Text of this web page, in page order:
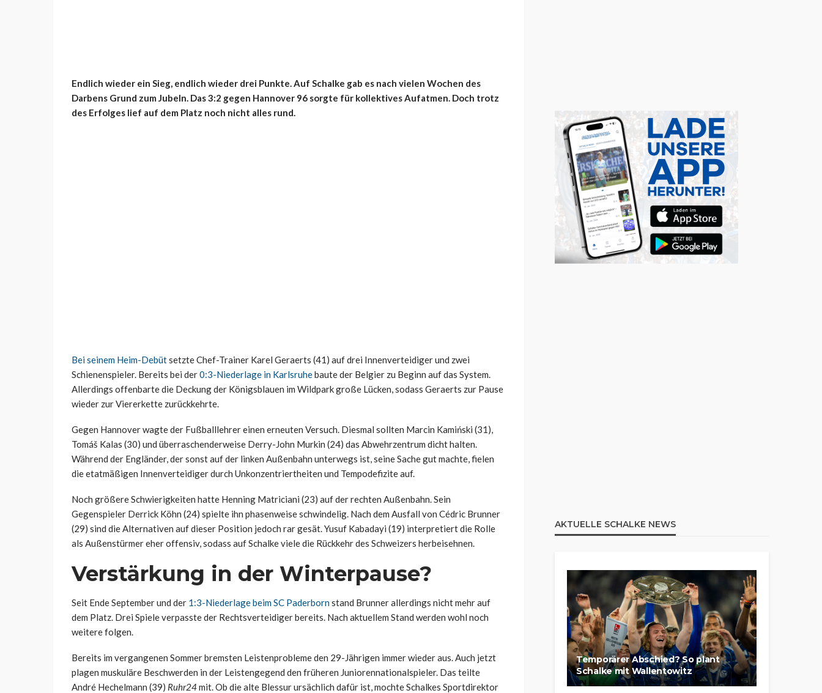
Endlich wieder ein Sieg, endlich wieder drei Punkte. Auf Schalke gab es nach vielen Wochen des
Darbens Grund zum Jubeln. Das 3:2 gegen Hannover 96 sorgte für kollektives Aufatmen. Doch trotz
des Erfolges lief auf dem Platz noch nicht alles rund.
Bei seinem Heim-Debütsetzte Chef-Trainer Karel Geraerts (41) auf drei Innenverteidiger und zwei
Schienenspieler. Bereits bei der0:3-Niederlage in Karlsruhebaute der Belgier zu Beginn auf das System.
Allerdings offenbarte die Deckung der Königsblauen im Wildpark große Lücken, sodass Geraerts zur Pause
wieder zur Viererkette zurückkehrte.
Gegen Hannover wagte der Fußballlehrer einen erneuten Versuch. Diesmal sollten Marcin Kamiński (31),
Tomáš Kalas (30) und überraschenderweise Derry-John Murkin (24) das Abwehrzentrum dicht halten.
Während der Engländer, der sonst auf der linken Außenbahn unterwegs ist, seine Sache gut machte, fielen
die etatmäßigen Innenverteidiger durch Unkonzentriertheiten und Tempodefizite auf.
Noch größere Schwierigkeiten hatte Henning Matriciani (23) auf der rechten Außenbahn. Sein
Gegenspieler Derrick Köhn (24) spielte ihn phasenweise schwindelig. Nach dem Ausfall von Cédric Brunner
(29) sind die Alternativen auf dieser Position jedoch rar gesät. Yusuf Kabadayi (19) interpretiert die Rolle
als Außenstürmer eher offensiv, sodass auf Schalke viele die Rückkehr des Schweizers herbeisehnen.
Verstärkung in der Winterpause?
Seit Ende September und der 1:3-Niederlage beim SC Paderbornstand Brunner allerdings nicht mehr auf
dem Platz. Drei Spiele verpasste der Rechtsverteidiger bereits. Nach aktuellem Stand werden wohl noch
weitere folgen.
Bereits im vergangenen Sommer bremsten Leistenprobleme den 29-Jährigen immer wieder aus. Auch jetzt
plagen muskuläre Beschwerden in der Leistengegend den früheren Juniorennationalspieler. Das teilte
André Hechelmann (39) Ruhr24mit. Ob die alte Blessur ursächlich dafür ist, mochte Schalkes Sportdirektor
AKTUELLE SCHALKE NEWS
Temporärer Abschied? So plant
Schalke mit Wallentowitz